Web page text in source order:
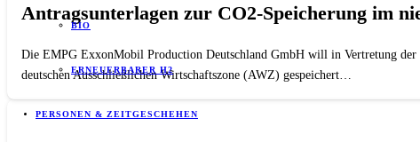
BIO
ERNEUERBARER H2
PERSONEN & ZEITGESCHEHEN
Antragsunterlagen zur CO2-Speicherung im
Die EMPG ExxonMobil Production Deutschland GmbH will in Vertretung
deutschen Ausschließlichen Wirtschaftszone (AWZ) gespeichert…